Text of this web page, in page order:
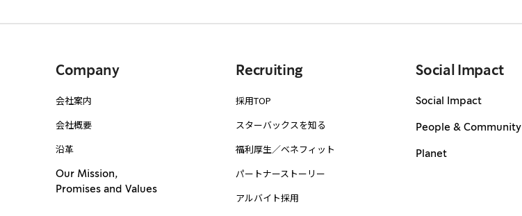
Company
会社案内
会社概要
沿革
Our Mission,
Promises and Values
Recruiting
採用TOP
スターバックスを知る
福利厚生／ベネフィット
パートナーストーリー
アルバイト採用
Social Impact
Social Impact
People & Community
Planet